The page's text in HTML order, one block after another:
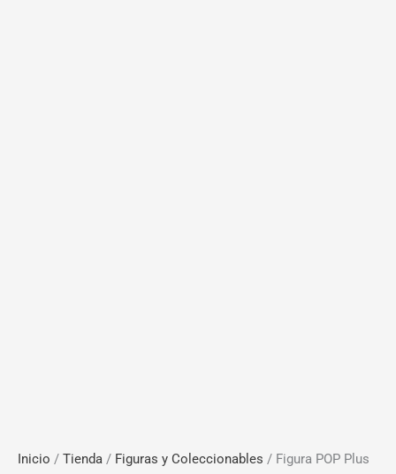
Inicio / Tienda / Figuras y Coleccionables / Figura POP Plus